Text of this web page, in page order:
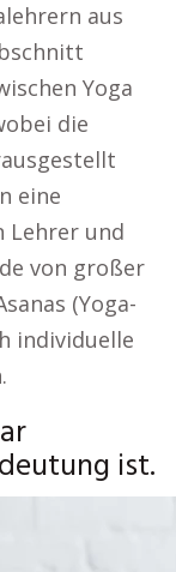
aus
Yoga
die
eine
Lehrer und
von großer
(Yoga-
individuelle
ist.